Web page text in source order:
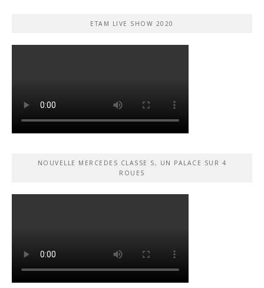
ETAM LIVE SHOW 2020
NOUVELLE MERCEDES CLASSE S, UN PALACE SUR 4
ROUES